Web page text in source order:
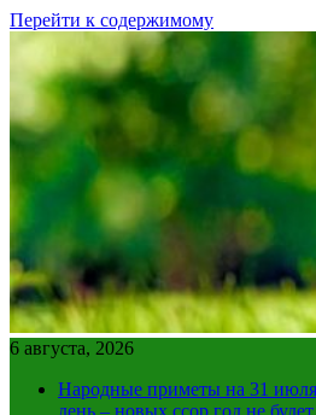
Перейти к содержимому
6 августа, 2026
Народные приметы на 31
день – новых ссор год не будет